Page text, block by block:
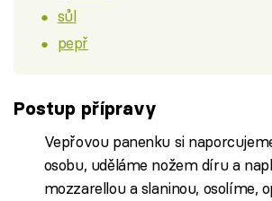
sůl
pepř
Postup přípravy
Vepřovou panenku si
osobu, uděláme nožem díru a
mozzarellou a slaninou, osolíme,